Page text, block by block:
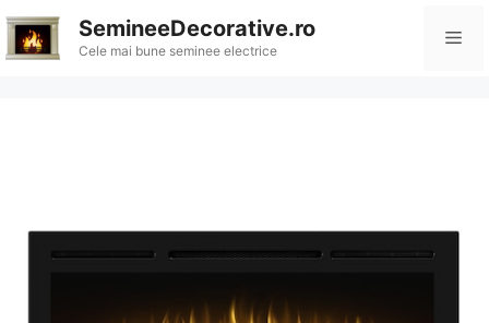
Sari
la
conținut
SemineeDecorative.ro
Cele mai bune seminee electrice